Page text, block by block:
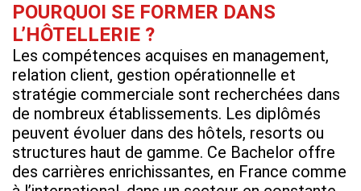
POURQUOI SE FORMER DANS
L’HÔTELLERIE ?
Les compétences acquises en management,
relation client, gestion opérationnelle et
stratégie commerciale sont recherchées dans
de nombreux établissements. Les diplômés
peuvent évoluer dans des hôtels, resorts ou
structures haut de gamme. Ce Bachelor offre
des carrières enrichissantes, en France comme